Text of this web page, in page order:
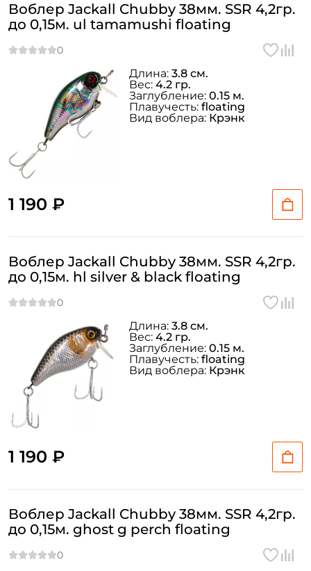
Воблер Jackall Chubby 38мм. SSR 4,2гр.
до 0,15м. ul tamamushi floating
1 190 ₽
Длина: 3.8 см.
Вес: 4.2 гр.
Заглубление: 0.15 м.
Плавучесть: floating
Вид воблера: Крэнк
Воблер Jackall Chubby 38мм. SSR 4,2гр.
до 0,15м. hl silver & black floating
1 190 ₽
Длина: 3.8 см.
Вес: 4.2 гр.
Заглубление: 0.15 м.
Плавучесть: floating
Вид воблера: Крэнк
Воблер Jackall Chubby 38мм. SSR 4,2гр.
до 0,15м. ghost g perch floating